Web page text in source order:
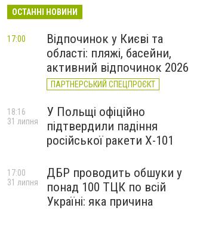
ОСТАННІ НОВИНИ
Відпочинок у Києві та
області: пляжі, басейни,
активний відпочинок 2026
ПАРТНЕРСЬКИЙ СПЕЦПРОЄКТ
17:00
У Польщі офіційно
підтвердили падіння
російської ракети Х-101
18:16
31 липня
ДБР проводить обшуки у
понад 100 ТЦК по всій
Україні: яка причина
17:00
31 липня